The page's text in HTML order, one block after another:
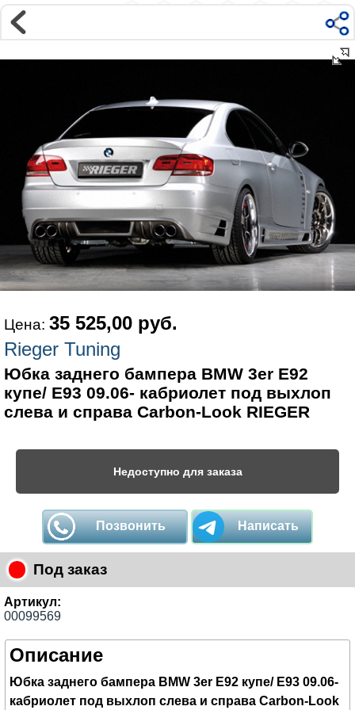
Магазин
Интернет-магазин �...
Цена: 35 525,00 руб.
Rieger Tuning
Юбка заднего бампера BMW 3er E92
купе/ E93 09.06- кабриолет под выхлоп
слева и справа Carbon-Look RIEGER
Недоступно для заказа
Позвонить Написать
Под заказ
Артикул:
00099569
Описание
Юбка заднего бампера BMW 3er E92 купе/ E93 09.06-
кабриолет под выхлоп слева и справа Carbon-Look
Наверх ▲
Наши контакты:
г. Москва, м.ВДНХ
ул Ярославская д9 к2с5
Маршрут на Авто|Маршрут пешком
Телефон:
+7 985 364 2044
@vonardtuning:vonard.ru
График работы по московскому времени:
пн-пт 10:30-19:00,сб 12:00-16:00
Мы в соц сетях: